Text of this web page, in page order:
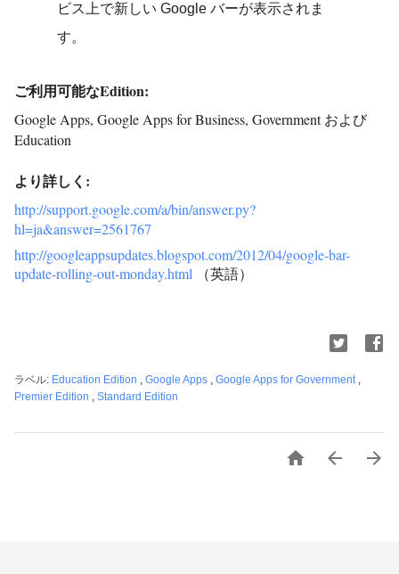
ビス上で新しい Google バーが表示されま
す。
ご利用可能なEdition:
Google Apps, Google Apps for Business, Government および
Education
より詳しく:
http://support.google.com/a/bin/answer.py?
hl=ja&answer=2561767
http://googleappsupdates.blogspot.com/2012/04/google-bar-
update-rolling-out-monday.html （英語）
ラベル: Education Edition , Google Apps , Google Apps for Government ,
Premier Edition , Standard Edition
  